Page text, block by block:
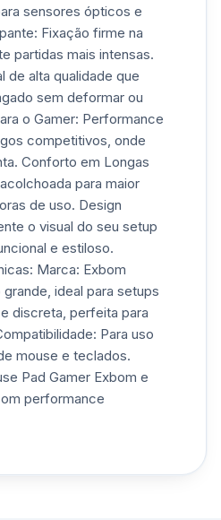
sensores ópticos e
Fixação firme na
partidas mais intensas.
de alta qualidade que
sem deformar ou
o Gamer: Performance
competitivos, onde
Conforto em Longas
para maior
de uso. Design
o visual do seu setup
e estiloso.
Marca: Exbom
ideal para setups
discreta, perfeita para
Para uso
mouse e teclados.
Pad Gamer Exbom e
performance